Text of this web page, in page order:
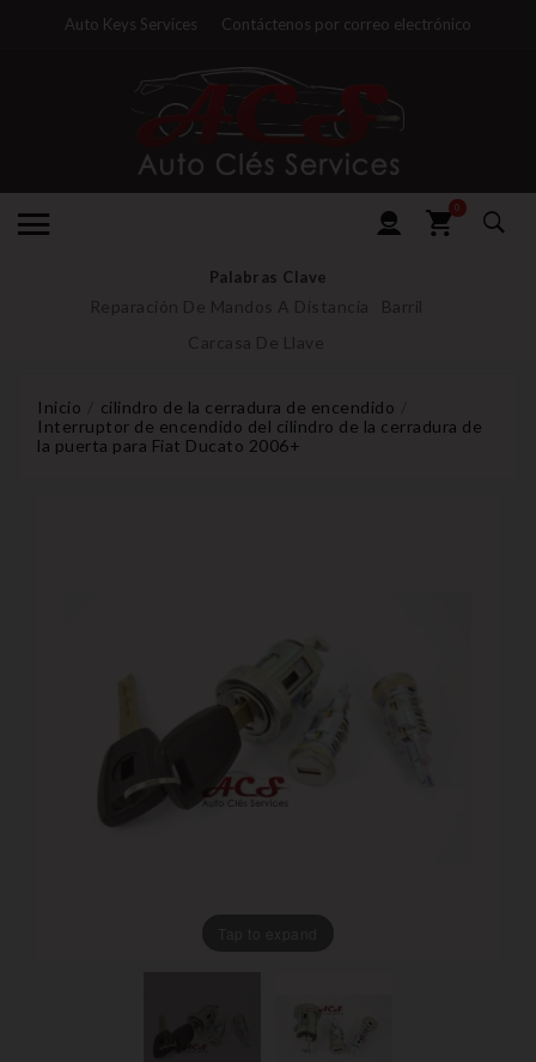
Auto Keys Services Contáctenos por correo electrónico
0
Palabras Clave
Reparación De Mandos A Distancia
Barril
Carcasa De Llave
Inicio
cilindro de la cerradura de encendido
Interruptor de encendido del cilindro de la cerradura de
la puerta para Fiat Ducato 2006+